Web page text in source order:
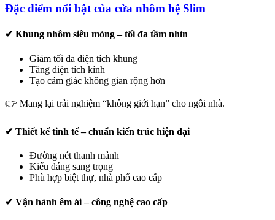
Đặc điểm nổi bật của cửa nhôm hệ Slim
✔ Khung nhôm siêu mỏng – tối đa tầm nhìn
Giảm tối đa diện tích khung
Tăng diện tích kính
Tạo cảm giác không gian rộng hơn
👉 Mang lại trải nghiệm “không giới hạn” cho ngôi nhà.
✔ Thiết kế tinh tế – chuẩn kiến trúc hiện đại
Đường nét thanh mảnh
Kiểu dáng sang trọng
Phù hợp biệt thự, nhà phố cao cấp
✔ Vận hành êm ái – công nghệ cao cấp